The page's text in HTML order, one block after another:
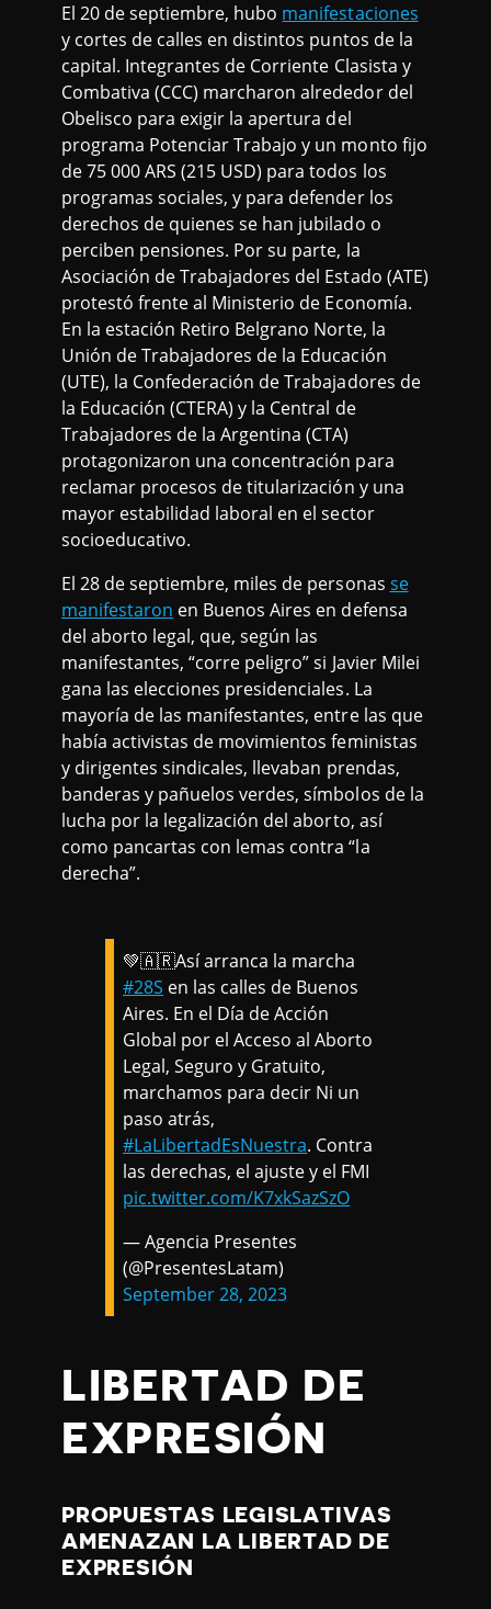
El 20 de septiembre, hubo manifestaciones
y cortes de calles en distintos puntos de la
capital. Integrantes de Corriente Clasista y
Combativa (CCC) marcharon alrededor del
Obelisco para exigir la apertura del
programa Potenciar Trabajo y un monto fijo
de 75 000 ARS (215 USD) para todos los
programas sociales, y para defender los
derechos de quienes se han jubilado o
perciben pensiones. Por su parte, la
Asociación de Trabajadores del Estado (ATE)
protestó frente al Ministerio de Economía.
En la estación Retiro Belgrano Norte, la
Unión de Trabajadores de la Educación
(UTE), la Confederación de Trabajadores de
la Educación (CTERA) y la Central de
Trabajadores de la Argentina (CTA)
protagonizaron una concentración para
reclamar procesos de titularización y una
mayor estabilidad laboral en el sector
socioeducativo.
El 28 de septiembre, miles de personas se
manifestaron en Buenos Aires en defensa
del aborto legal, que, según las
manifestantes, “corre peligro” si Javier Milei
gana las elecciones presidenciales. La
mayoría de las manifestantes, entre las que
había activistas de movimientos feministas
y dirigentes sindicales, llevaban prendas,
banderas y pañuelos verdes, símbolos de la
lucha por la legalización del aborto, así
como pancartas con lemas contra “la
derecha”.
💚🇦🇷Así arranca la marcha
#28S en las calles de Buenos
Aires. En el Día de Acción
Global por el Acceso al Aborto
Legal, Seguro y Gratuito,
marchamos para decir Ni un
paso atrás,
#LaLibertadEsNuestra. Contra
las derechas, el ajuste y el FMI
pic.twitter.com/K7xkSazSzO
— Agencia Presentes
(@PresentesLatam)
September 28, 2023
LIBERTAD DE
EXPRESIÓN
PROPUESTAS LEGISLATIVAS
AMENAZAN LA LIBERTAD DE
EXPRESIÓN